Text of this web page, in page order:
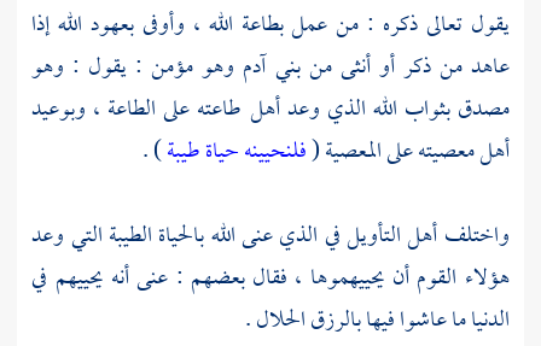
يقول تعالى ذكره : من عمل بطاعة الله ، وأوفى بعهود الله إذا
عاهد من ذكر أو أنثى من بني آدم وهو مؤمن : يقول : وهو
مصدق بثواب الله الذي وعد أهل طاعته على الطاعة ، وبوعيد
أهل معصيته على المعصية (فلنحيينه حياة طيبة) .
واختلف أهل التأويل في الذي عنى الله بالحياة الطيبة التي وعد
هؤلاء القوم أن يحييهموها ، فقال بعضهم : عنى أنه يحييهم في
الدنيا ما عاشوا فيها بالرزق الحلال .